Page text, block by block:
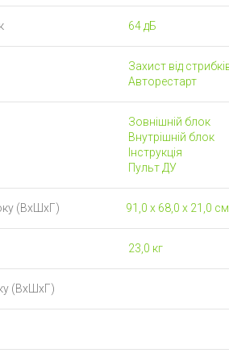
64 дБ
Захист від
Авторестарт
Зовнішній блок
Внутрішній блок
Інструкція
Пульт ДУ
(ВхШхГ) 91,0 x 68,0 x 21,0 см
23,0 кг
(ВхШхГ)